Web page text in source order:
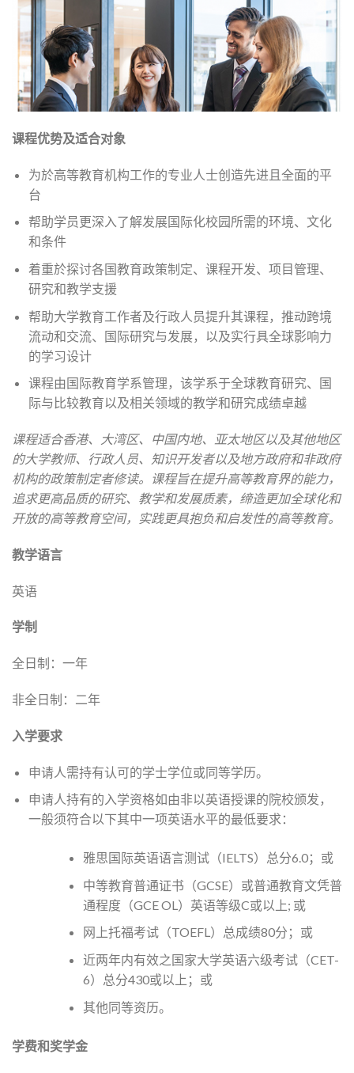
课程优势及适合对象
为於高等教育机构工作的专业人士创造先进且全面的平
台
帮助学员更深入了解发展国际化校园所需的环境、文化
和条件
着重於探讨各国教育政策制定、课程开发、项目管理、
研究和教学支援
帮助大学教育工作者及行政人员提升其课程，推动跨境
流动和交流、国际研究与发展，以及实行具全球影响力
的学习设计
课程由国际教育学系管理，该学系于全球教育研究、国
际与比较教育以及相关领域的教学和研究成绩卓越
课程适合香港、大湾区、中国内地、亚太地区以及其他地区
的大学教师、行政人员、知识开发者以及地方政府和非政府
机构的政策制定者修读。课程旨在提升高等教育界的能力，
追求更高品质的研究、教学和发展质素，缔造更加全球化和
开放的高等教育空间，实践更具抱负和启发性的高等教育。
教学语言
英语
学制
全日制：一年
非全日制：二年
入学要求
申请人需持有认可的学士学位或同等学历。
申请人持有的入学资格如由非以英语授课的院校颁发，
一般须符合以下其中一项英语水平的最低要求：
雅思国际英语语言测试（IELTS）总分6.0；或
中等教育普通证书（GCSE）或普通教育文凭普
通程度（GCE OL）英语等级C或以上; 或
网上托福考试（TOEFL）总成绩80分；或
近两年内有效之国家大学英语六级考试（CET-
6）总分430或以上；或
其他同等资历。
学费和奖学金